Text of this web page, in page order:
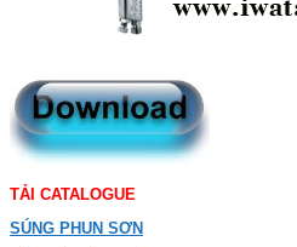
TẢI CATALOGUE
SÚNG PHUN SƠN